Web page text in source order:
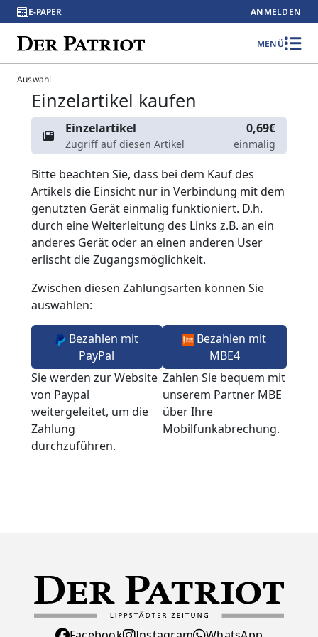
E-PAPER ANMELDEN
MENÜ
Auswahl
Einzelartikel kaufen
Einzelartikel
Zugriff auf diesen Artikel
0,69€
einmalig
Bitte beachten Sie, dass bei dem Kauf des
Artikels die Einsicht nur in Verbindung mit dem
genutzten Gerät einmalig funktioniert. D.h.
durch eine Weiterleitung des Links z.B. an ein
anderes Gerät oder an einen anderen User
erlischt die Zugangsmöglichkeit.
Zwischen diesen Zahlungsarten können Sie
auswählen:
Bezahlen mit
PayPal
Sie werden zur Website
von Paypal
weitergeleitet, um die
Zahlung
durchzuführen.
Bezahlen mit
MBE4
Zahlen Sie bequem mit
unserem Partner MBE
über Ihre
Mobilfunkabrechung.